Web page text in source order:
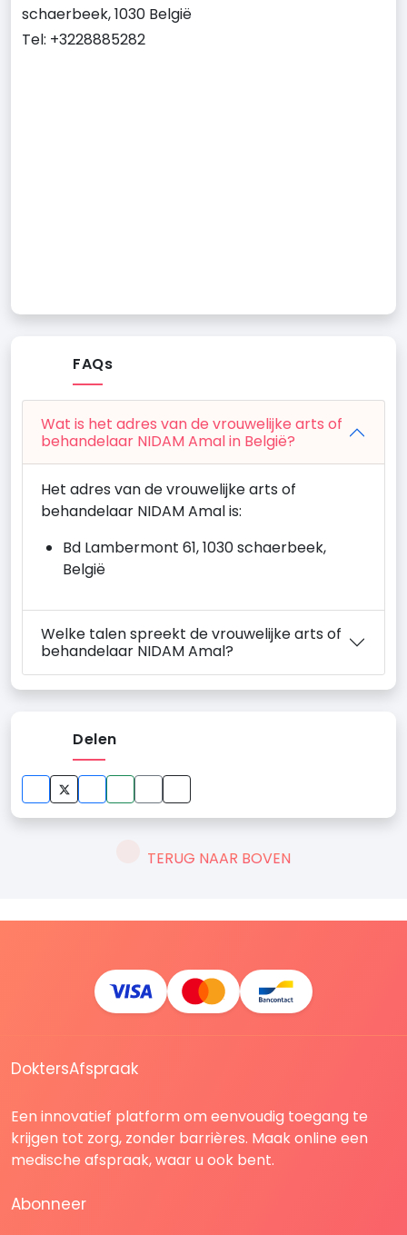
schaerbeek, 1030 België
Tel: +3228885282
FAQs
Wat is het adres van de vrouwelijke arts of
behandelaar NIDAM Amal in België?
Het adres van de vrouwelijke arts of
behandelaar NIDAM Amal is:
Bd Lambermont 61, 1030 schaerbeek,
België
Welke talen spreekt de vrouwelijke arts of
behandelaar NIDAM Amal?
Delen
TERUG NAAR BOVEN
DoktersAfspraak
Een innovatief platform om eenvoudig toegang te
krijgen tot zorg, zonder barrières. Maak online een
medische afspraak, waar u ook bent.
Abonneer